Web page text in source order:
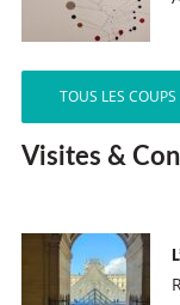
TOUS LES
Visites &